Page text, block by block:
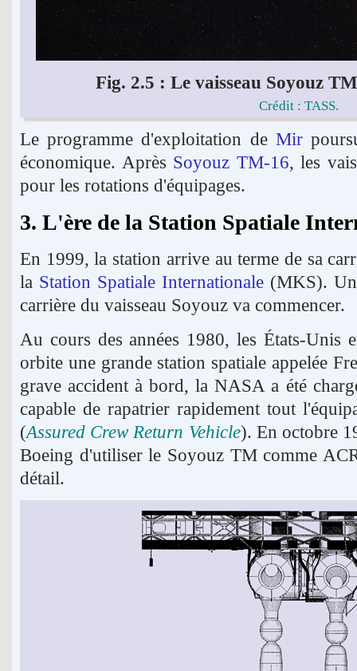
Fig. 2.5 : Le vaisseau Soyouz
Crédit : TASS.
Le programme d'exploitation de Mir
économique. Après Soyouz TM-16, les
pour les rotations d'équipages.
3. L'ère de la Station Spatiale
En 1999, la station arrive au terme de sa
la Station Spatiale Internationale (MKS).
carrière du vaisseau Soyouz va commencer.
Au cours des années 1980, les États-Unis
orbite une grande station spatiale appelée
grave accident à bord, la NASA a été
capable de rapatrier rapidement tout
(Assured Crew Return Vehicle). En octobre
Boeing d'utiliser le Soyouz TM comme
détail.